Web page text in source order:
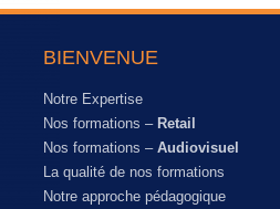
BIENVENUE
Notre Expertise
Nos formations – Retail
Nos formations – Audiovisuel
La qualité de nos formations
Notre approche pédagogique